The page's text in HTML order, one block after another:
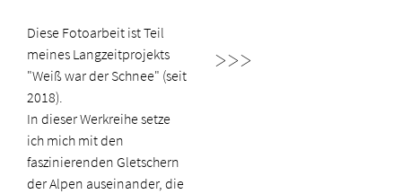
Diese Fotoarbeit ist Teil
meines Langzeitprojekts
"Weiß war der Schnee" (seit
2018).
In dieser Werkreihe setze
ich mich mit den
faszinierenden Gletschern
der Alpen auseinander, die
>>>